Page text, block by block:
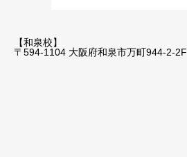
【和泉校】
〒594-1104 大阪府和泉市万町944-2-2F